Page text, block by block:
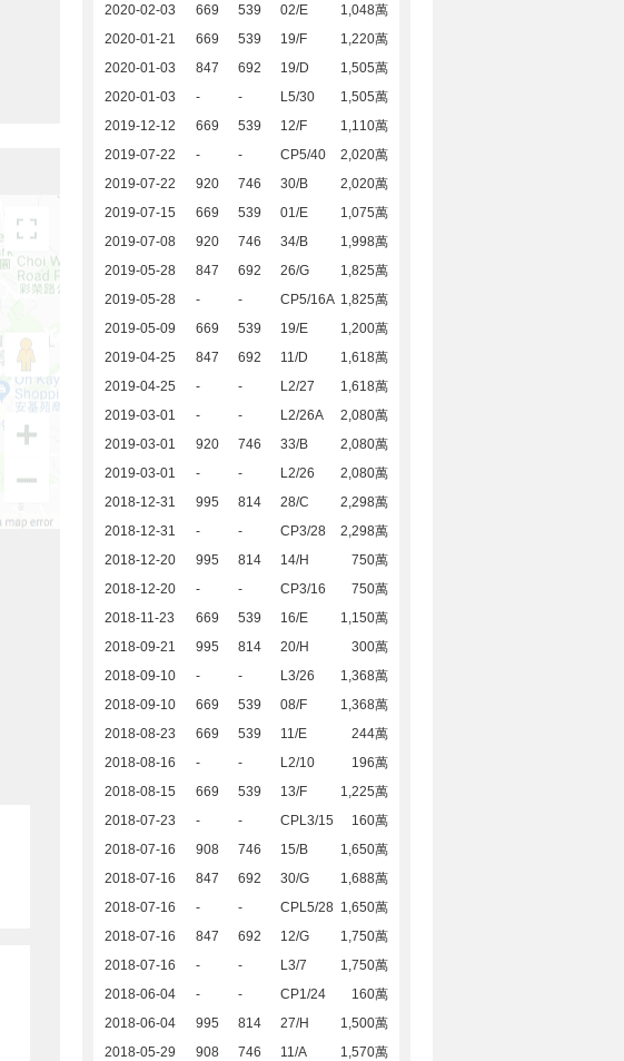
2020-02-03
669 539 02/E
1,048萬
2020-01-21
669 539 19/F
1,220萬
2020-01-03
847 692 19/D
1,505萬
2020-01-03
- - L5/30
1,505萬
2019-12-12
669 539 12/F
1,110萬
2019-07-22
- - CP5/40
2,020萬
2019-07-22
920 746 30/B
2,020萬
2019-07-15
669 539 01/E
1,075萬
2019-07-08
920 746 34/B
1,998萬
2019-05-28
847 692 26/G
1,825萬
2019-05-28
- - CP5/16A 1,825萬
2019-05-09
669 539 19/E
1,200萬
2019-04-25
847 692 11/D
1,618萬
2019-04-25
- - L2/27
1,618萬
2019-03-01
- - L2/26A
2,080萬
2019-03-01
920 746 33/B
2,080萬
2019-03-01
- - L2/26
2,080萬
2018-12-31
995 814 28/C
2,298萬
2018-12-31
- - CP3/28
2,298萬
2018-12-20
995 814 14/H
750萬
2018-12-20
- - CP3/16
750萬
2018-11-23
669 539 16/E
1,150萬
2018-09-21
995 814 20/H
300萬
2018-09-10
- - L3/26
1,368萬
2018-09-10
669 539 08/F
1,368萬
2018-08-23
669 539 11/E
244萬
2018-08-16
- - L2/10
196萬
2018-08-15
669 539 13/F
1,225萬
2018-07-23
- - CPL3/15
160萬
2018-07-16
908 746 15/B
1,650萬
2018-07-16
847 692 30/G
1,688萬
2018-07-16
- - CPL5/28 1,650萬
2018-07-16
847 692 12/G
1,750萬
2018-07-16
- - L3/7
1,750萬
2018-06-04
- - CP1/24
160萬
2018-06-04
995 814 27/H
1,500萬
2018-05-29
908 746 11/A 1,570萬